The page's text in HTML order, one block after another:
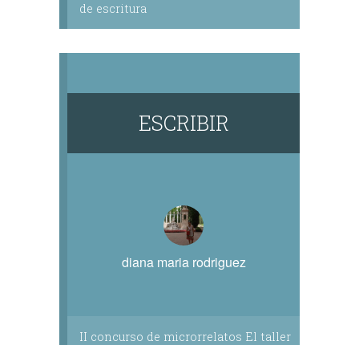
de escritura
ESCRIBIR
diana maria rodriguez
II concurso de microrrelatos El taller